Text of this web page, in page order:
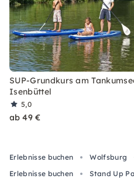
SUP-Grundkurs am
Isenbüttel
5,0
ab 49 €
Erlebnisse buchen Wolfsburg
Erlebnisse buchen
Stand Up